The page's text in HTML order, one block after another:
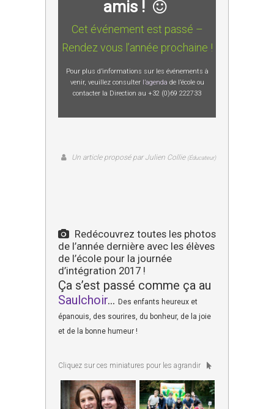
amis !
Cet événement est passé –
Rendez vous l’année prochaine !
Pour plus d’informations sur les événements à
venir, veuillez consulter l’agenda de l’école ou
contacter la Direction au +32 (0)69 222733
Un article proposé par Julien Collie (Éducateur)
Redécouvrez toutes les photos
de l’année dernière avec les élèves
de l’école pour la journée
d’intégration 2017 !
Ça s’est passé comme ça au
Saulchoir… Des enfants heureux et
épanouis, des sourires, du bonheur, de la joie
et de la bonne humeur !
Cliquez sur ces miniatures pour les agrandir